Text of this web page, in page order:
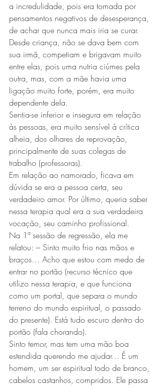
a incredulidade, pois era tomada por
pensamentos negativos de desesperança,
de achar que nunca mais iria se curar.
Desde criança, não se dava bem com
sua irmã, competiam e brigavam muito
entre elas, pois uma nutria ciúmes pela
outra, mas, com a mãe havia uma
ligação muito forte, porém, era muito
dependente dela.
Sentia-se inferior e insegura em relação
às pessoas, era muito sensível à crítica
alheia, dos olhares de reprovação,
principalmente de suas colegas de
trabalho (professoras).
Em relação ao namorado, ficava em
dúvida se era a pessoa certa, seu
verdadeiro amor. Por último, queria saber
nessa terapia qual era a sua verdadeira
vocação, seu caminho profissional.
Na 1ª sessão de regressão, ela me
relatou: – Sinto muito frio nas mãos e
braços… Acho que estou com medo de
entrar no portão (recurso técnico que
utilizo nessa terapia, e que funciona
como um portal, que separa o mundo
terreno do mundo espiritual, o passado
do presente). Está tudo escuro dentro do
portão (fala chorando).
Sinto temor, mas tem uma mão boa
estendida querendo me ajudar… É um
homem, um ser espiritual todo de branco,
cabelos castanhos, compridos. Ele passa